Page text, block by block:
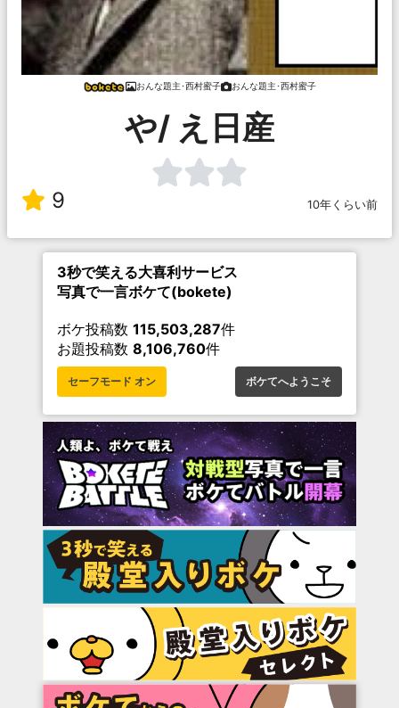
おんな題主･西村蜜子 おんな題主･西村蜜子
や/ え日産
9 10年くらい前
3秒で笑える大喜利サービス
写真で一言ボケて(bokete)
ボケ投稿数 115,503,287件
お題投稿数 8,106,760件
セーフモード オン ボケてへようこそ